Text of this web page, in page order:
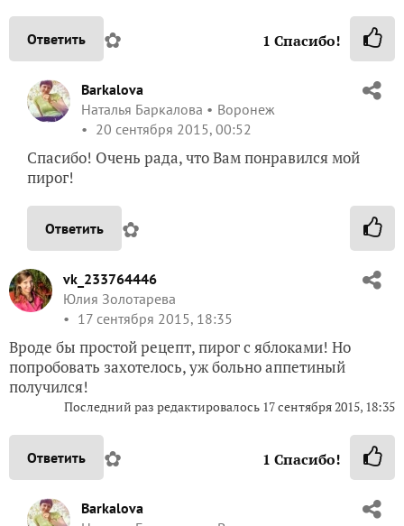
Ответить ✿ 1 Спасибо!
Barkalova
Наталья Баркалова
Воронеж
20 сентября 2015, 00:52
Спасибо! Очень рада, что Вам понравился мой
пирог!
Ответить ✿
vk_233764446
Юлия Золотарева
17 сентября 2015, 18:35
Вроде бы простой рецепт, пирог с яблоками! Но
попробовать захотелось, уж больно аппетиный
получился!
Последний раз редактировалось 17 сентября 2015, 18:35
Ответить ✿ 1 Спасибо!
Barkalova